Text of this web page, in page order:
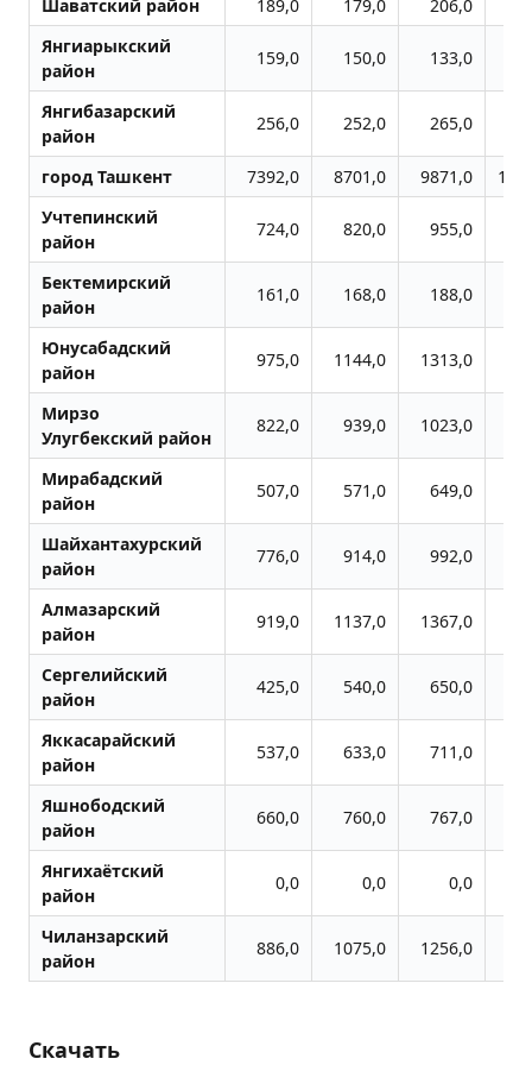
Шаватский район
189,0 179,0 206,0
Янгиарыкский
район
159,0 150,0 133,0
Янгибазарский
район
256,0 252,0 265,0
город Ташкент 7392,0 8701,0 9871,0
Учтепинский
район
724,0 820,0 955,0
Бектемирский
район
161,0 168,0 188,0
Юнусабадский
район
975,0 1144,0 1313,0
Мирзо
Улугбекский район
822,0 939,0 1023,0
Мирабадский
район
507,0 571,0 649,0
Шайхантахурский
район
776,0 914,0 992,0
Алмазарский
район
919,0 1137,0 1367,0
Сергелийский
район
425,0 540,0 650,0
Яккасарайский
район
537,0 633,0 711,0
Яшнободский
район
660,0 760,0 767,0
Янгихаётский
район
0,0 0,0 0,0
Чиланзарский
район
886,0 1075,0 1256,0
Скачать